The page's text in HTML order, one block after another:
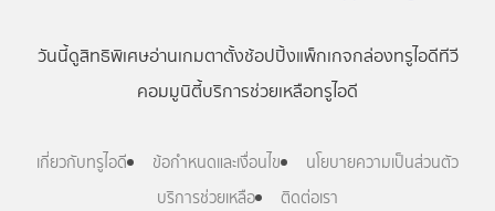
วันนี้ดูสิทธิพิเศษอ่านเกมตาตั้งช้อปปิ้งแพ็กเกจกล่องทรูไอดีทีวี
คอมมูนิตี้บริการช่วยเหลือทรูไอดี
เกี่ยวกับทรูไอดี ข้อกำหนดและเงื่อนไข
นโยบายความเป็นส่วนตัว
บริการช่วยเหลือ
ติดต่อเรา